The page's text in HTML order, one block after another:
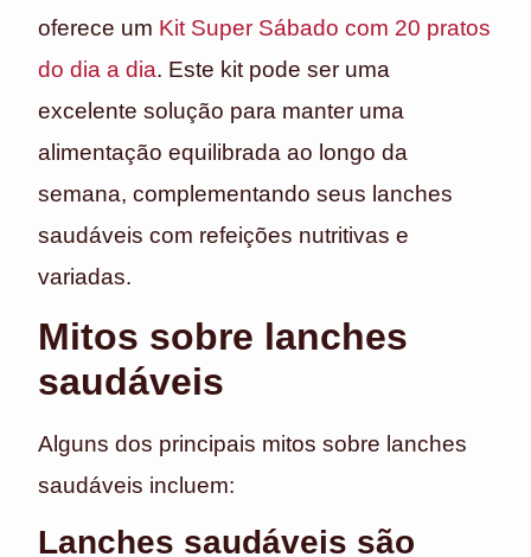
oferece um Kit Super Sábado com 20 pratos
do dia a dia. Este kit pode ser uma
excelente solução para manter uma
alimentação equilibrada ao longo da
semana, complementando seus lanches
saudáveis com refeições nutritivas e
variadas.
Mitos sobre lanches
saudáveis
Alguns dos principais mitos sobre lanches
saudáveis incluem:
Lanches saudáveis são